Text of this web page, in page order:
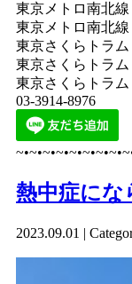
東京メトロ南北
東京メトロ南北
東京さくらトラ
東京さくらトラ
東京さくらトラ
03-3914-8976
熱中症に
2023.09.01 |